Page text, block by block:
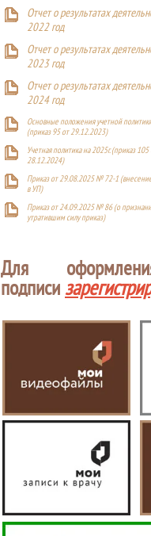
Отчет о результатах
2022 год
Отчет о результатах
2023 год
Отчет о результатах
2024 год
Основные положения учетной
(приказ 95 от 29.12.2023)
Учетная политика на 2025г. (приказ 105
28.12.2024)
Приказ от 29.08.2025 № 72-1
в УП)
Приказ от 24.09.2025 № 86 (о
утратившим силу приказ)
Для
подписи